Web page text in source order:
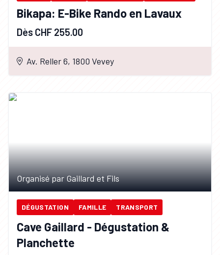
Bikapa: E-Bike Rando en Lavaux
Dès CHF 255.00
Av. Reller 6, 1800 Vevey
Organisé par Gaillard et Fils
DÉGUSTATION FAMILLE TRANSPORT
Cave Gaillard - Dégustation &
Planchette